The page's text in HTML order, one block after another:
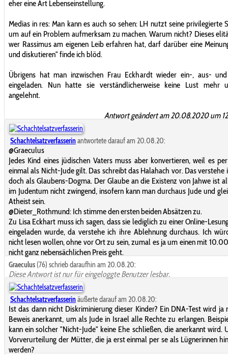
eher eine Art Lebenseinstellung.
Medias in res: Man kann es auch so sehen: LH nutzt seine privilegierte
um auf ein Problem aufmerksam zu machen. Warum nicht? Dieses
wer Rassimus am eigenen Leib erfahren hat, darf darüber eine
und diskutieren" finde ich blöd.
Übrigens hat man inzwischen Frau Eckhardt wieder ein-, aus-
eingeladen. Nun hatte sie verständlicherweise keine Lust mehr
angelehnt.
Antwort geändert am 20.08.2020 um
Schachtelsatzverfasserinantwortete darauf am 20.08.20:
@Graeculus
Jedes Kind eines jüdischen Vaters muss aber konvertieren, weil es
einmal als Nicht-Jude gilt. Das schreibt das Halahach vor. Das verstehe
doch als Glaubens-Dogma. Der Glaube an die Existenz von Jahwe ist
im Judentum nicht zwingend, insofern kann man durchaus Jude und
Atheist sein.
@Dieter_Rothmund: Ich stimme den ersten beiden Absätzen zu.
Zu Lisa Eckhart muss ich sagen, dass sie lediglich zu einer Online-
eingeladen wurde, da verstehe ich ihre Ablehnung durchaus. Ich
nicht lesen wollen, ohne vor Ort zu sein, zumal es ja um einen mit
nicht ganz nebensächlichen Preis geht.
Graeculus (76) schrieb daraufhin am 20.08.20:
Diese Antwort ist nur für eingeloggte Benutzer lesbar.
Schachtelsatzverfasserinäußerte darauf am 20.08.20:
Ist das dann nicht Diskriminierung dieser Kinder? Ein DNA-Test wird ja
Beweis anerkannt, um als Jude in Israel alle Rechte zu erlangen.
kann ein solcher "Nicht-Jude" keine Ehe schließen, die anerkannt wird.
Vorverurteilung der Mütter, die ja erst einmal per se als Lügnerinnen
werden?